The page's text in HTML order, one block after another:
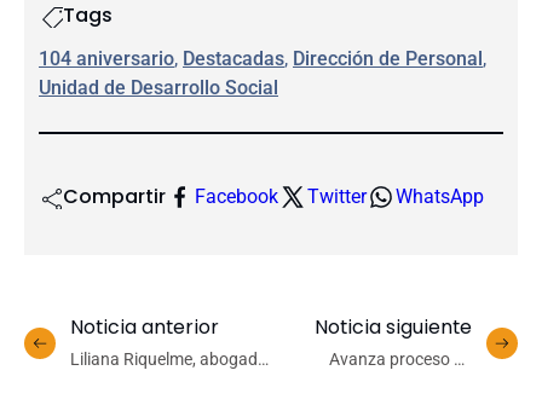
Tags
104 aniversario, Destacadas, Dirección de Personal
Unidad de Desarrollo Social
Compartir Facebook Twitter WhatsApp
Noticia anterior
Liliana Riquelme, abogada
Noticia siguiente
Avanza proceso de